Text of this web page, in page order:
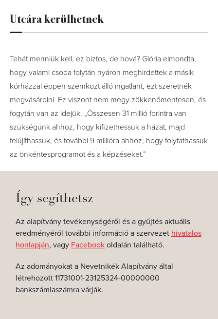
Utcára kerülhetnek
Tehát menniük kell, ez biztos, de hová? Glória elmondta,
hogy valami csoda folytán nyáron meghirdettek a másik
kórházzal éppen szemközt álló ingatlant, ezt szeretnék
megvásárolni. Ez viszont nem megy zökkenőmentesen, és
fogytán van az idejük. „Összesen 31 millió forintra van
szükségünk ahhoz, hogy kifizethessük a házat, majd
felújíthassuk, és további 9 millióra ahhoz, hogy folytathassuk
az önkéntesprogramot és a képzéseket.”
Így segíthetsz
Az alapítvány tevékenységéről és a gyűjtés aktuális
eredményéről további információ a szervezet hivatalos
honlapján, vagy Facebook oldalán található.
Az adományokat a Nevetnikék Alapítvány által
létrehozott 11731001-23125324-00000000
bankszámlaszámra várják.